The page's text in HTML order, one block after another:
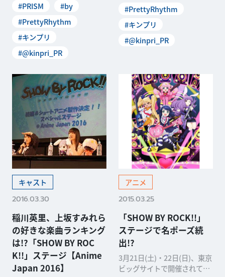
#PRISM
#by
#PrettyRhythm
#キンプリ
#@kinpri_PR
#PrettyRhythm
#キンプリ
#@kinpri_PR
キャスト
2016.03.30
稲川英里、上坂すみれら
の好きな楽曲ランキング
は!?「SHOW BY ROC
K!!」ステージ【Anime
Japan 2016】
アニメ
2015.03.25
「SHOW BY ROCK!!」
ステージで名ポーズ続
出!?
3月21日(土)・22日(日)、東京
ビッグサイトで開催されてい